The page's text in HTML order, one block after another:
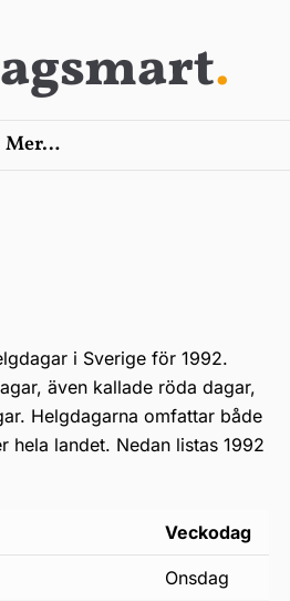
.
Mer…
i Sverige för 1992.
även kallade röda dagar,
Helgdagarna omfattar både
hela landet. Nedan listas 1992
Veckodag
onsdag